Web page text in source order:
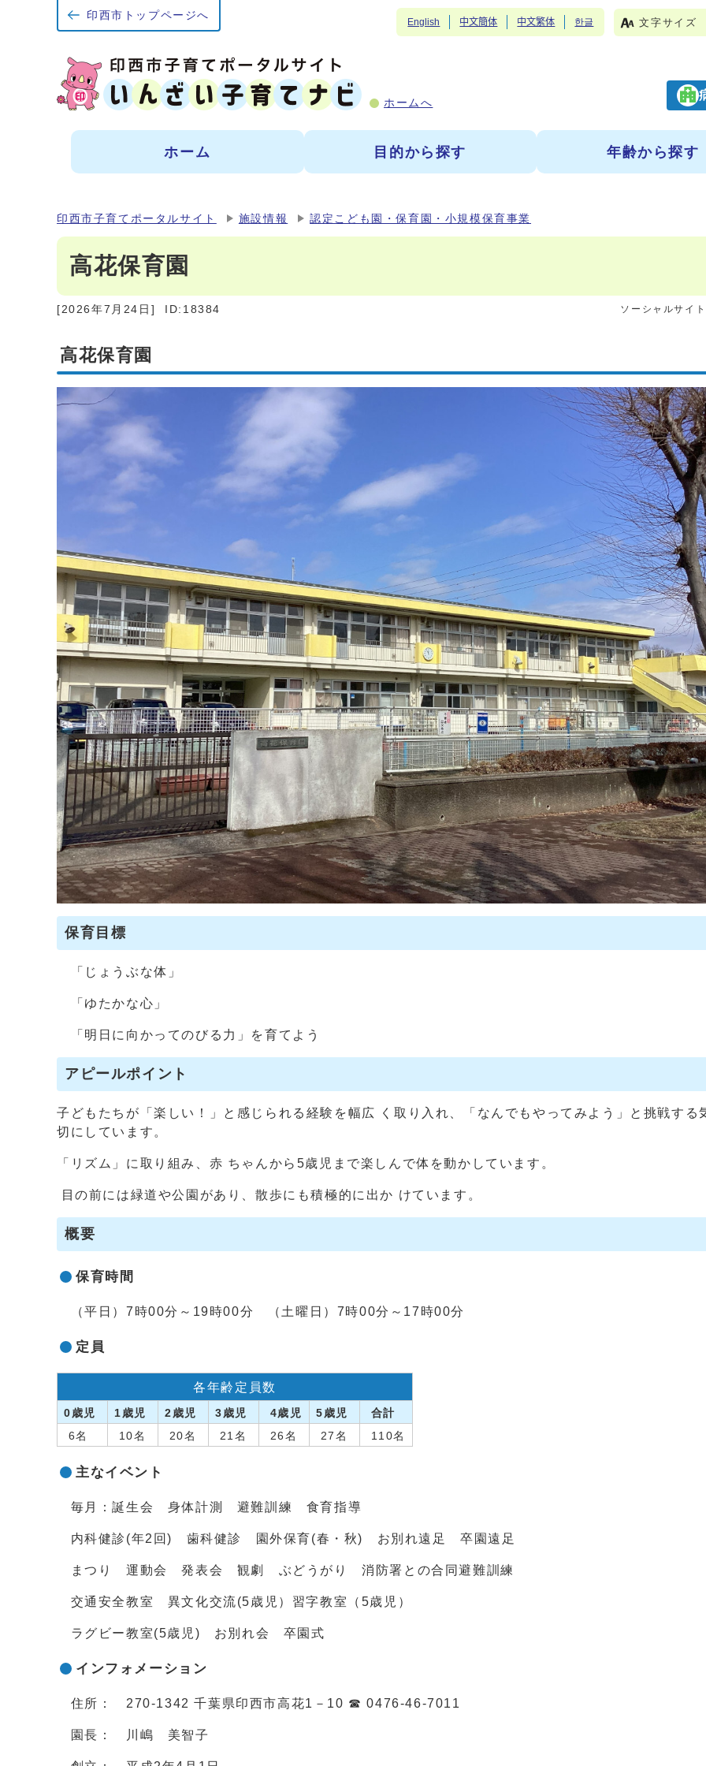
印西市トップページへ
English 中文簡体 中文繁体 한글 文字サイズ
ホームへ
ホーム 目的から探す 年齢から探す
印西市子育てポータルサイト 施設情報 認定こども園・保育園・小規模保育事業
高花保育園
[2026年7月24日] ID:18384 ソーシャルサイ
高花保育園
保育目標
「じょうぶな体」
「ゆたかな心」
「明日に向かってのびる力」を育てよう
アピールポイント
子どもたちが「楽しい！」と感じられる経験を幅広 く取り入れ、「なんでもやってみよう」と挑戦する
切にしています。
「リズム」に取り組み、赤 ちゃんから5歳児まで楽しんで体を動かしています。
目の前には緑道や公園があり、散歩にも積極的に出か けています。
概要
保育時間
（平日）7時00分～19時00分 （土曜日）7時00分～17時00分
定員
各年齢定員数
0歳児 1歳児 2歳児 3歳児 4歳児 5歳児
合計
6名
10名 20名 21名 26名 27名 110名
主なイベント
毎月：誕生会 身体計測 避難訓練 食育指導
内科健診(年2回) 歯科健診 園外保育(春・秋) お別れ遠足 卒園遠足
まつり 運動会 発表会 観劇 ぶどうがり 消防署との合同避難訓練
交通安全教室 異文化交流(5歳児）習字教室（5歳児）
ラグビー教室(5歳児) お別れ会 卒園式
インフォメーション
住所： 270-1342 千葉県印西市高花1－10 ☎ 0476-46-7011
園長： 川嶋 美智子